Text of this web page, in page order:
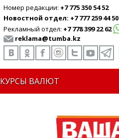
Номер редакции: +7 775 350 54 52
Новостной отдел: +7 777 259 44 50
Рекламный отдел: +7 778 399 22 62
reklama@tumba.kz
КУРСЫ ВАЛЮТ